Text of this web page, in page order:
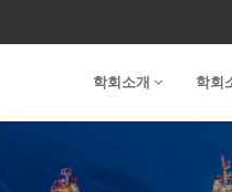
학회소개 학회